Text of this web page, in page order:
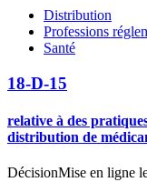
Distribution
Professions
Santé
18-D-15
relative à des
distribution de
DécisionMise en ligne